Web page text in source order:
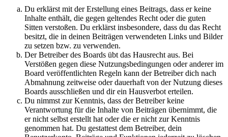
Du erklärst mit der Erstellung eines Beitrags, dass er keine
Inhalte enthält, die gegen geltendes Recht oder die guten
Sitten verstoßen. Du erklärst insbesondere, dass du das Recht
besitzt, die in deinen Beiträgen verwendeten Links und Bilder
zu setzen bzw. zu verwenden.
Der Betreiber des Boards übt das Hausrecht aus. Bei
Verstößen gegen diese Nutzungsbedingungen oder anderer im
Board veröffentlichten Regeln kann der Betreiber dich nach
Abmahnung zeitweise oder dauerhaft von der Nutzung dieses
Boards ausschließen und dir ein Hausverbot erteilen.
Du nimmst zur Kenntnis, dass der Betreiber keine
Verantwortung für die Inhalte von Beiträgen übernimmt, die
er nicht selbst erstellt hat oder die er nicht zur Kenntnis
genommen hat. Du gestattest dem Betreiber, dein